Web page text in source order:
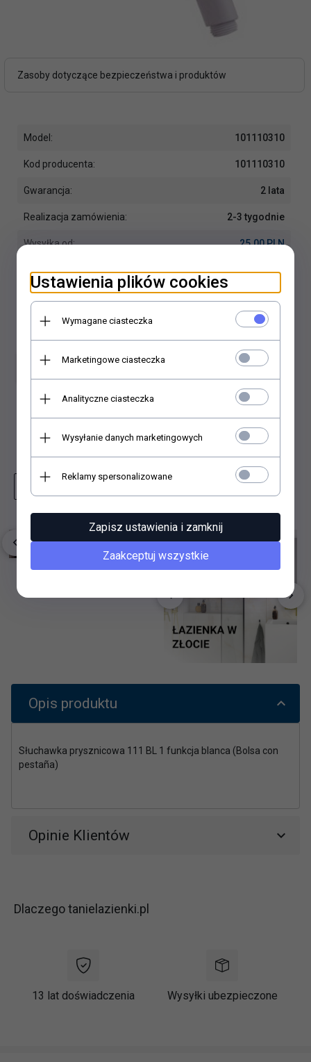
Zasoby dotyczące bezpieczeństwa i produktów
Model: 101110310
Kod producenta: 101110310
Gwarancja: 2 lata
Realizacja zamówienia: 2-3 tygodnie
Wysyłka od: 25.00 PLN
Producent: AQG
Dodaj do koszyka
Dodaj do porównania
Dodaj do schowka
Opis produktu
Słuchawka prysznicowa 111 BL 1 funkcja blanca (Bolsa con
pestaña)
Opinie Klientów
Dlaczego tanielazienki.pl
13 lat doświadczenia Wysyłki ubezpieczone
Ustawienia plików cookies
Wymagane ciasteczka
Marketingowe ciasteczka
Analityczne ciasteczka
Wysyłanie danych marketingowych
Reklamy spersonalizowane
Zapisz ustawienia i zamknij
Zaakceptuj wszystkie